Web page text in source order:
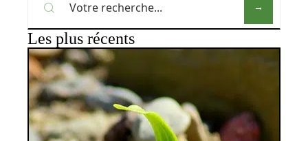
Les plus récents